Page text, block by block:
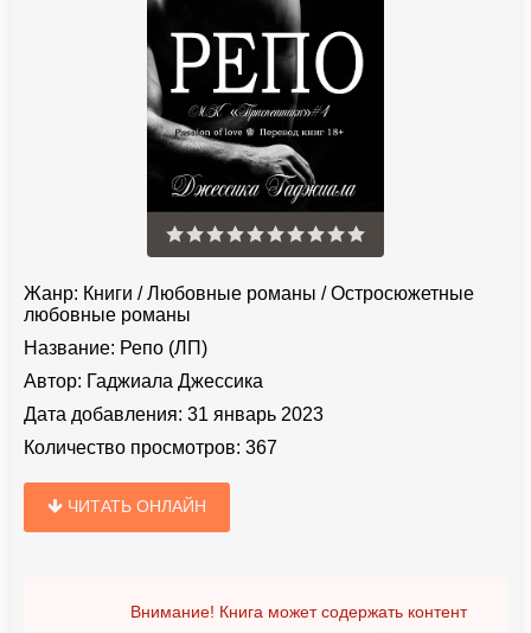
Жанр: Книги /Любовные романы /Остросюжетные
любовные романы
Название: Репо (ЛП)
Автор: Гаджиала Джессика
Дата добавления: 31 январь 2023
Количество просмотров: 367
ЧИТАТЬ ОНЛАЙН
Внимание! Книга может содержать контент